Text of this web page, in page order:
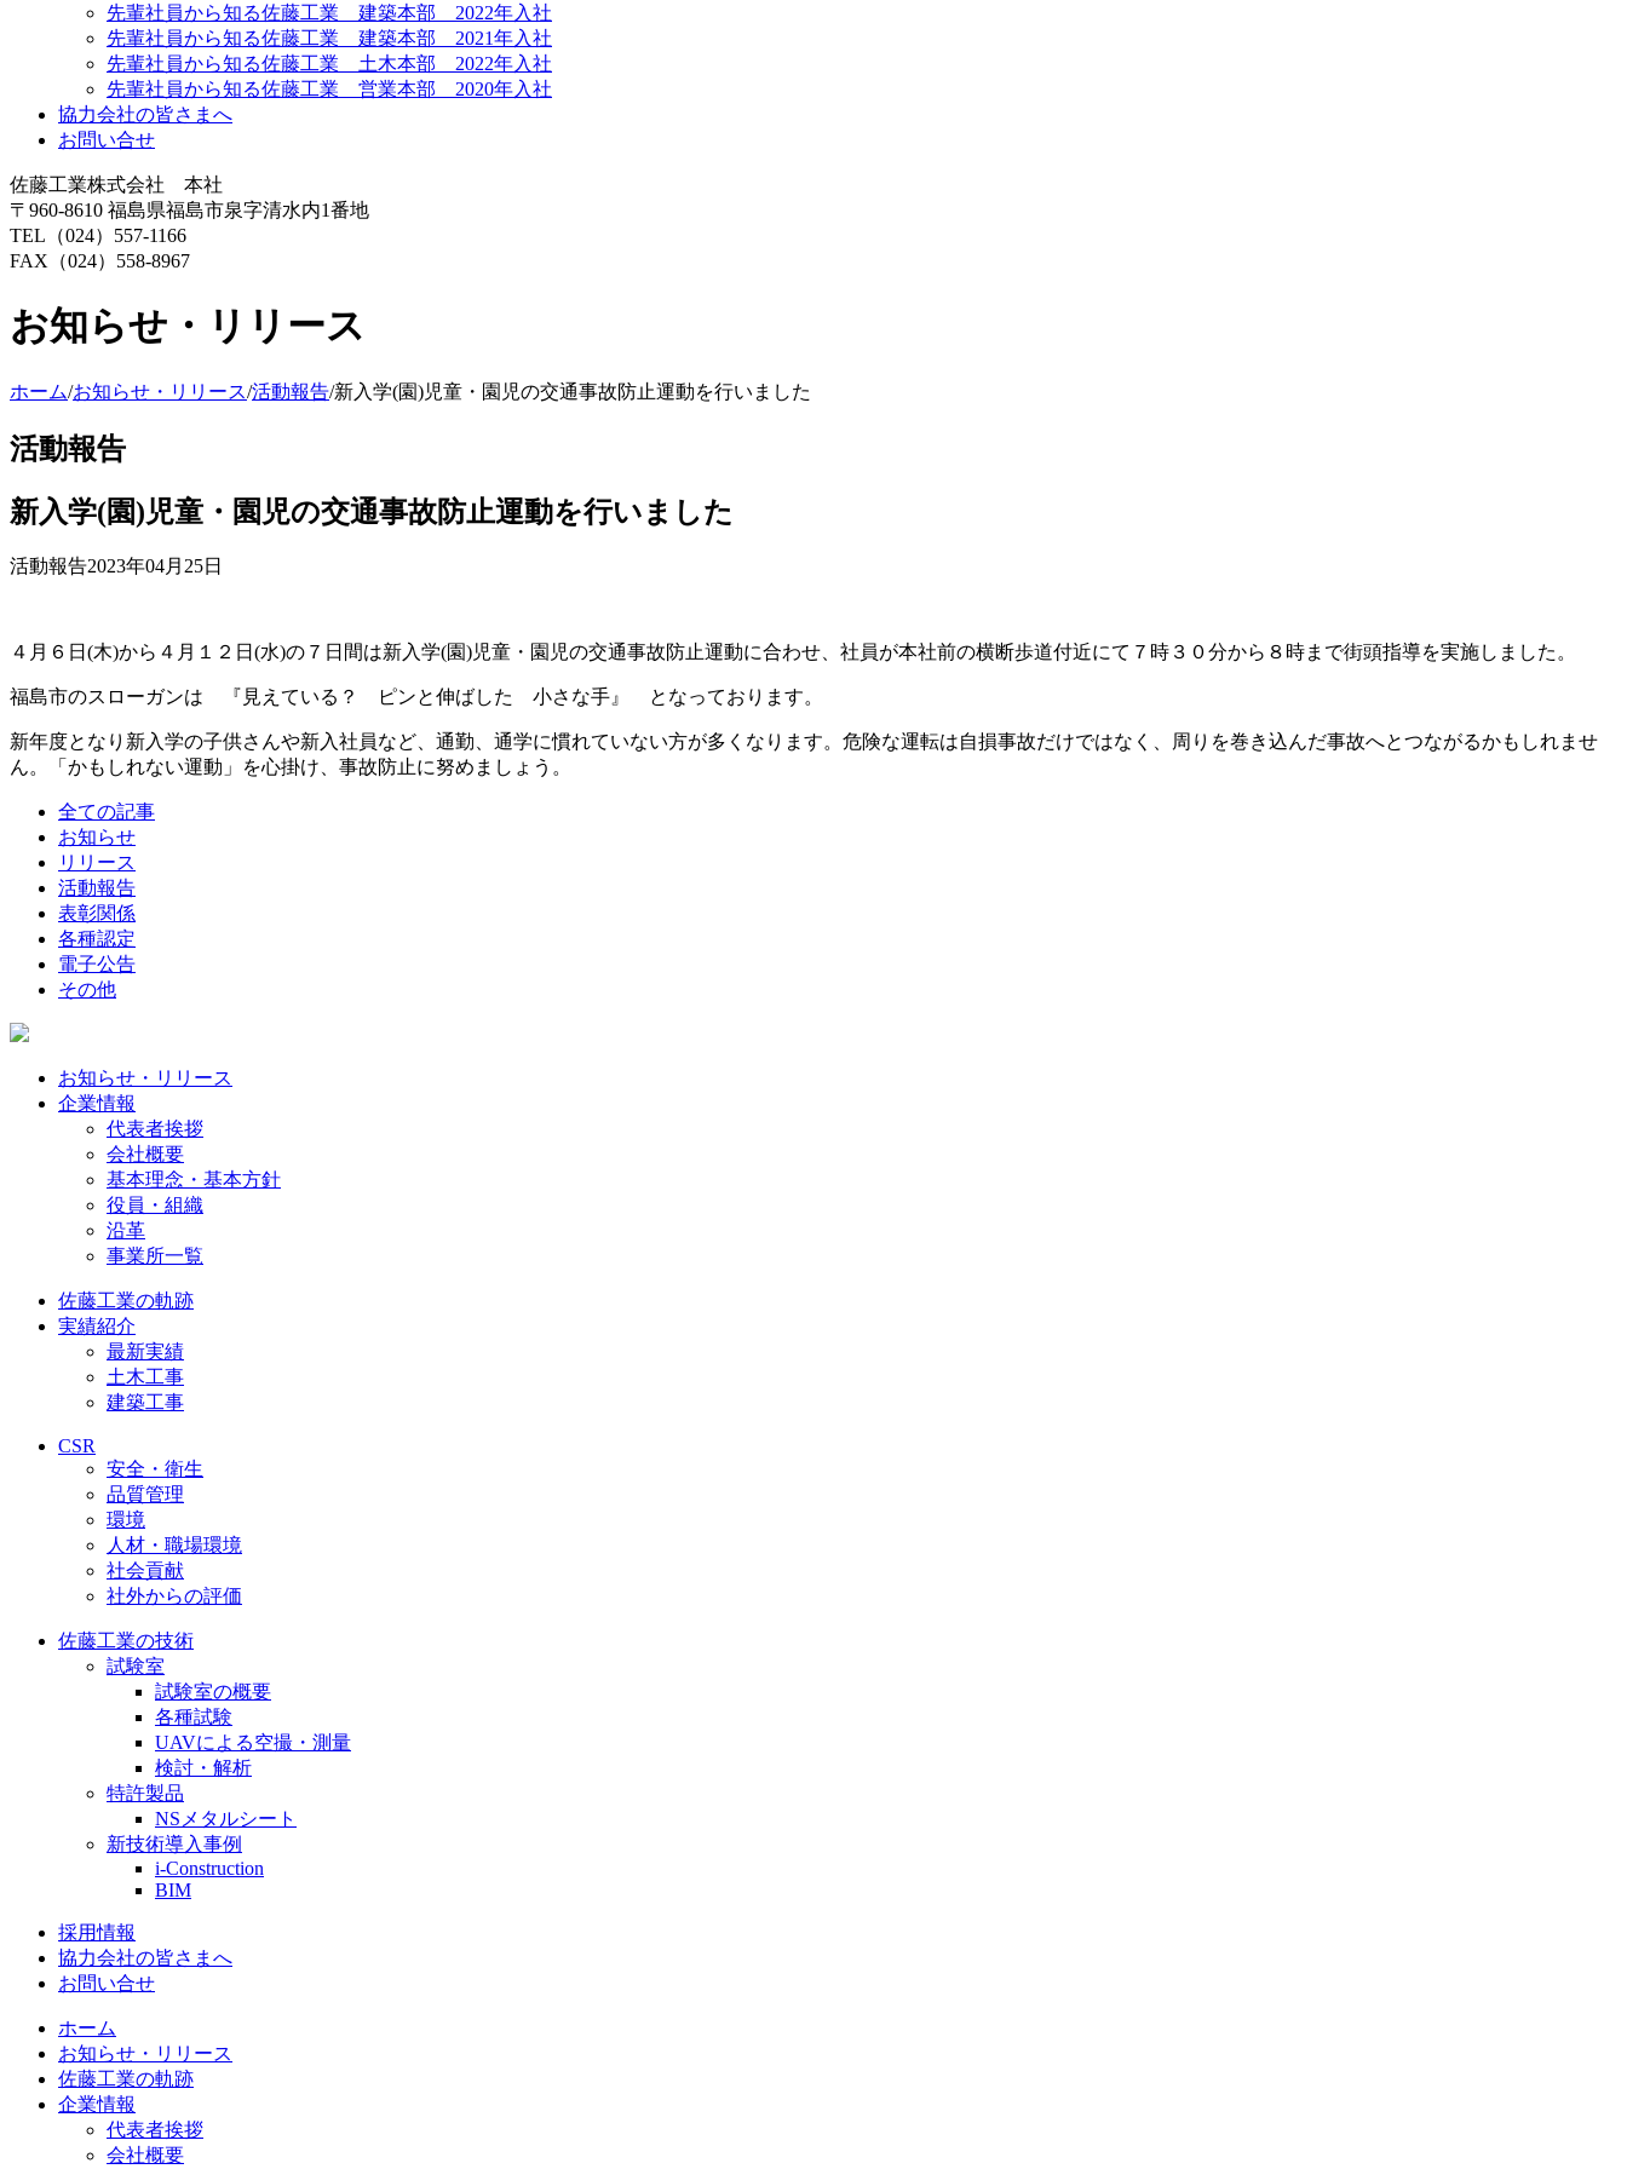
先輩社員から知る佐藤工業 建築本部 2022年入社
先輩社員から知る佐藤工業 建築本部 2021年入社
先輩社員から知る佐藤工業 土木本部 2022年入社
先輩社員から知る佐藤工業 営業本部 2020年入社
協力会社の皆さまへ
お問い合せ
佐藤工業株式会社 本社
〒960-8610 福島県福島市泉字清水内1番地
TEL（024）557-1166
FAX（024）558-8967
お知らせ・リリース
ホーム/お知らせ・リリース/活動報告/新入学(園)児童・園児の交通事故防止運動を行いました
活動報告
新入学(園)児童・園児の交通事故防止運動を行いました
活動報告2023年04月25日
４月６日(木)から４月１２日(水)の７日間は新入学(園)児童・園児の交通事故防止運動に合わせ、社員が本社前の横断歩道付近にて７時３０分から８時まで街頭指導を実施しました。
福島市のスローガンは 『見えている？ ピンと伸ばした 小さな手』 となっております。
新年度となり新入学の子供さんや新入社員など、通勤、通学に慣れていない方が多くなります。危険な運転は自損事故だけではなく、周りを巻き込んだ事故へとつながるかもしれませ
ん。「かもしれない運動」を心掛け、事故防止に努めましょう。
全ての記事
お知らせ
リリース
活動報告
表彰関係
各種認定
電子公告
その他
お知らせ・リリース
企業情報
代表者挨拶
会社概要
基本理念・基本方針
役員・組織
沿革
事業所一覧
佐藤工業の軌跡
実績紹介
最新実績
土木工事
建築工事
CSR
安全・衛生
品質管理
環境
人材・職場環境
社会貢献
社外からの評価
佐藤工業の技術
試験室
試験室の概要
各種試験
UAVによる空撮・測量
検討・解析
特許製品
NSメタルシート
新技術導入事例
i-Construction
BIM
採用情報
協力会社の皆さまへ
お問い合せ
ホーム
お知らせ・リリース
佐藤工業の軌跡
企業情報
代表者挨拶
会社概要